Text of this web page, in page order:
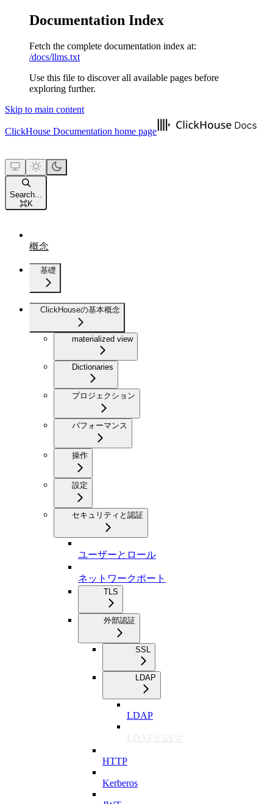
Documentation Index
Fetch the complete documentation index at:
/docs/llms.txt
Use this file to discover all available pages before
exploring further.
Skip to main content
ClickHouse Documentation home page
Search...
⌘K
概念
基礎
ClickHouseの基本概念
materialized view
Dictionaries
プロジェクション
パフォーマンス
操作
設定
セキュリティと認証
ユーザーとロール
ネットワークポート
TLS
外部認証
SSL
LDAP
LDAP
LDAP の設定
HTTP
Kerberos